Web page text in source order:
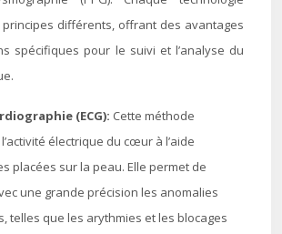
différents, offrant des avantages
spécifiques pour le suivi et l’analyse du
(ECG): Cette méthode
électrique du cœur à l’aide
placées sur la peau. Elle permet de
une grande précision les anomalies
telles que les arythmies et les blocages